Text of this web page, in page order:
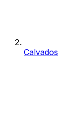
Calvados